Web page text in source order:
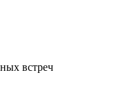
встреч